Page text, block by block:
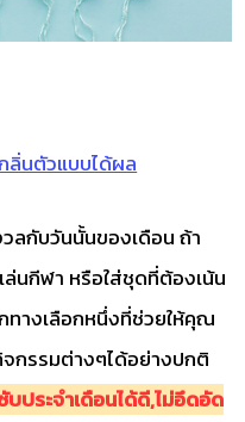
ลิ่นตัวแบบได้ผล
ลกับวันนั้นของเดือน ถ้า
นกีฬา หรือใส่ชุดที่ต้องเน้น
ทางเลือกหนึ่งที่ช่วยให้คุณ
กรรมต่างๆได้อย่างปกติ
ประจำเดือนได้ดี,ไม่อึดอัด